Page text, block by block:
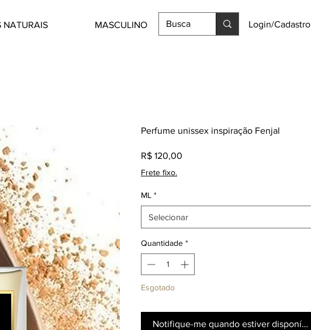
NATURAIS MASCULINO Login/Cadastro
Perfume unissex inspiração Fenjal
R$ 120,00
Frete fixo.
ML *
Selecionar
Quantidade *
Esgotado
Notifique-me quando estiver disponível